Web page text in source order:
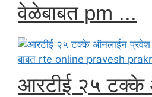
वेळेबाबत pm ...
आरटीई २५ टक्के